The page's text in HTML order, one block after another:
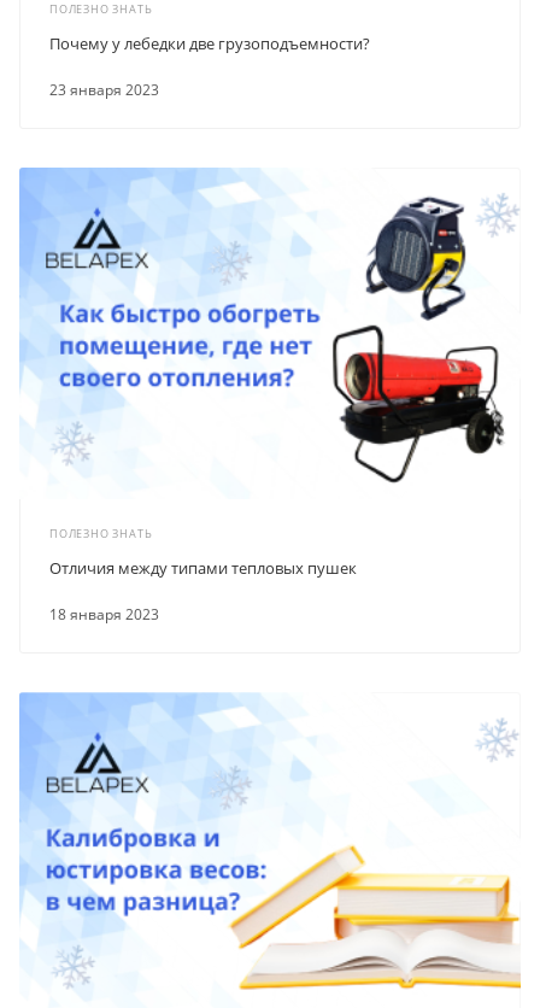
ПОЛЕЗНО ЗНАТЬ
23 января 2023
Почему у лебедки две грузоподъемности?
ПОЛЕЗНО ЗНАТЬ
18 января 2023
Отличия между типами тепловых пушек